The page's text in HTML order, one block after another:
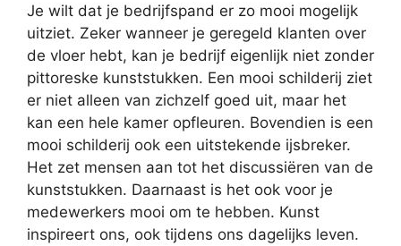
Je wilt dat je bedrijfspand er zo mooi mogelijk
uitziet. Zeker wanneer je geregeld klanten over
de vloer hebt, kan je bedrijf eigenlijk niet zonder
pittoreske kunststukken. Een mooi schilderij ziet
er niet alleen van zichzelf goed uit, maar het
kan een hele kamer opfleuren. Bovendien is een
mooi schilderij ook een uitstekende ijsbreker.
Het zet mensen aan tot het discussiëren van de
kunststukken. Daarnaast is het ook voor je
medewerkers mooi om te hebben. Kunst
inspireert ons, ook tijdens ons dagelijks leven.